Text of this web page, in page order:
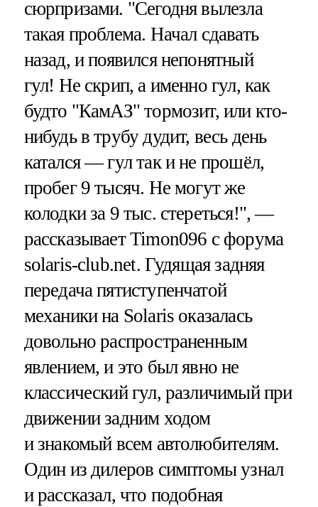
сюрпризами. "Сегодня вылезла
такая проблема. Начал сдавать
назад, и появился непонятный
гул! Не скрип, а именно гул, как
будто "КамАЗ" тормозит, или кто-
нибудь в трубу дудит, весь день
катался — гул так и не прошёл,
пробег 9 тысяч. Не могут же
колодки за 9 тыс. стереться!", —
рассказывает Timon096 с форума
solaris-club.net. Гудящая задняя
передача пятиступенчатой
механики на Solaris оказалась
довольно распространенным
явлением, и это был явно не
классический гул, различимый при
движении задним ходом
и знакомый всем автолюбителям.
Один из дилеров симптомы узнал
и рассказал, что подобная